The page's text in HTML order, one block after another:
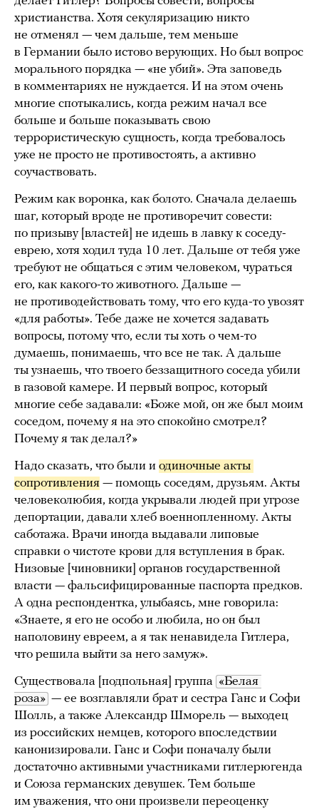
христианства. Хотя секуляризацию никто
не отменял — чем дальше, тем меньше
в Германии было истово верующих. Но был вопрос
морального порядка — «не убий». Эта заповедь
в комментариях не нуждается. И на этом очень
многие спотыкались, когда режим начал все
больше и больше показывать свою
террористическую сущность, когда требовалось
уже не просто не противостоять, а активно
соучаствовать.
Режим как воронка, как болото. Сначала делаешь
шаг, который вроде не противоречит совести:
по призыву [властей] не идешь в лавку к соседу-
еврею, хотя ходил туда 10 лет. Дальше от тебя уже
требуют не общаться с этим человеком, чураться
его, как какого-то животного. Дальше —
не противодействовать тому, что его куда-то увозят
«для работы». Тебе даже не хочется задавать
вопросы, потому что, если ты хоть о чем-то
думаешь, понимаешь, что все не так. А дальше
ты узнаешь, что твоего беззащитного соседа убили
в газовой камере. И первый вопрос, который
многие себе задавали: «Боже мой, он же был моим
соседом, почему я на это спокойно смотрел?
Почему я так делал?»
Надо сказать, что были и одиночные акты
сопротивления — помощь соседям, друзьям. Акты
человеколюбия, когда укрывали людей при угрозе
депортации, давали хлеб военнопленному. Акты
саботажа. Врачи иногда выдавали липовые
справки о чистоте крови для вступления в брак.
Низовые [чиновники] органов государственной
власти — фальсифицированные паспорта предков.
А одна респондентка, улыбаясь, мне говорила:
«Знаете, я его не особо и любила, но он был
наполовину евреем, а я так ненавидела Гитлера,
что решила выйти за него замуж».
Существовала [подпольная] группа «Белая
роза» — ее возглавляли брат и сестра Ганс и Софи
Шолль, а также Александр Шморель — выходец
из российских немцев, которого впоследствии
канонизировали. Ганс и Софи поначалу были
достаточно активными участниками гитлерюгенда
и Союза германских девушек. Тем больше
им уважения, что они произвели переоценку